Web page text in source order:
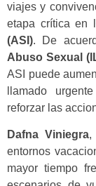
viajes y
etapa crítica en
(ASI). De
Abuso Sexual
ASI puede
llamado
reforzar las
Dafna Viniegra,
entornos
mayor tiempo